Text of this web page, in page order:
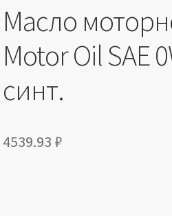
Масло
Motor Oil SAE
синт.
4539.93 ₽